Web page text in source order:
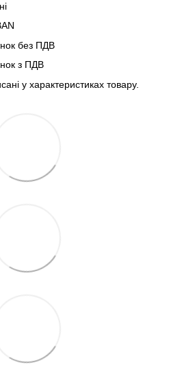
без ПДВ
з ПДВ
у характеристиках товару.